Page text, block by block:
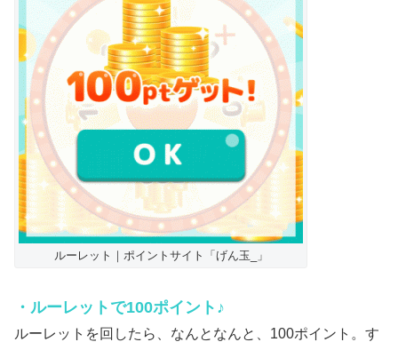
ルーレット｜ポイントサイト「げん玉_」
・ルーレットで100ポイント♪
ルーレットを回したら、なんとなんと、100ポイント。す